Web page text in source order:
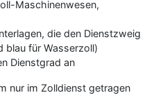
Maschinenwesen,
die den Dienstzweig
blau für Wasserzoll)
Dienstgrad an
nur im Zolldienst getragen